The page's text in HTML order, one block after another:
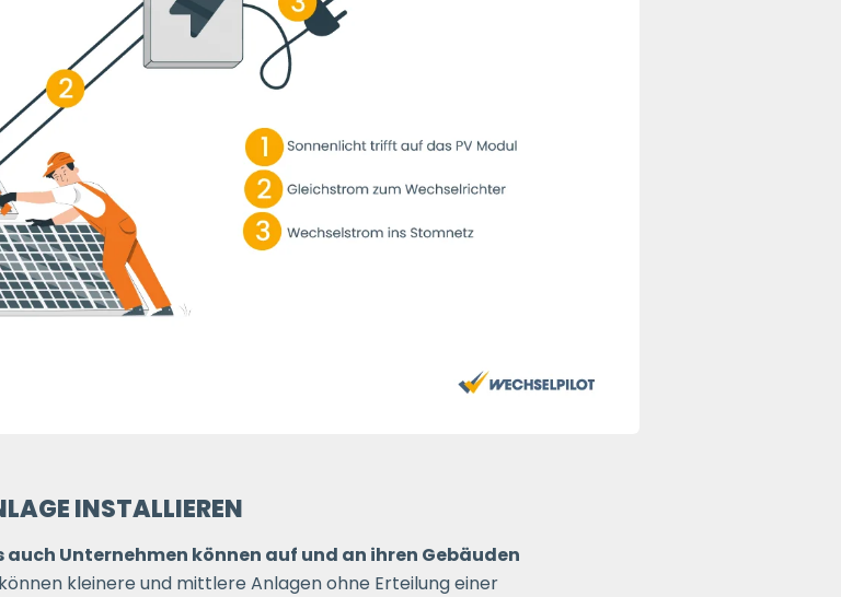
INSTALLIEREN
Unternehmen können auf und an ihren Gebäuden
kleinere und mittlere Anlagen ohne Erteilung einer